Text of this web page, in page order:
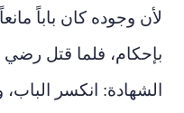
لأن وجوده كان باباً
بإحكام، فلما قتل رضي
الشهادة: انكسر